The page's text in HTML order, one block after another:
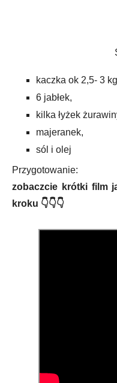
kaczka ok 2,5- 3 kg
6 jabłek,
kilka łyżek
majeranek,
sól i olej
Przygotowanie:
zobaczcie krótki film
kroku 👇👇👇